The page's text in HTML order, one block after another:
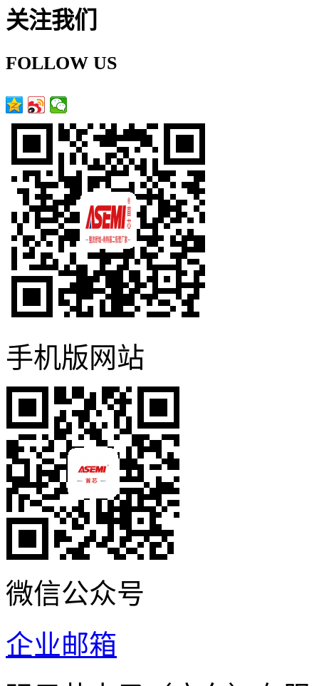
关注我们
FOLLOW US
手机版网站
微信公众号
企业邮箱